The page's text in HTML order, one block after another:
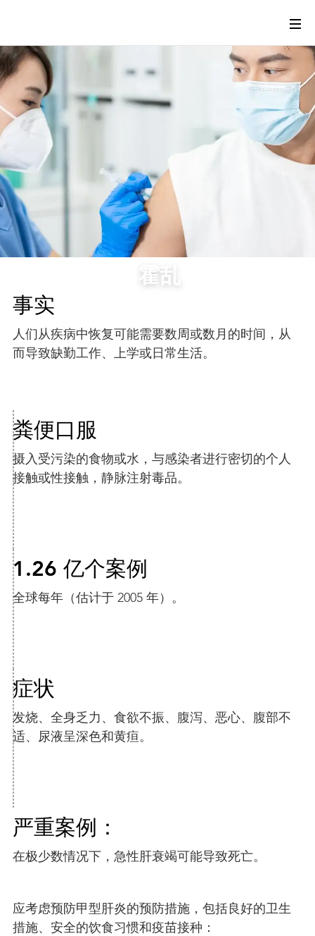
霍乱
事实
人们从疾病中恢复可能需要数周或数月的时间，从
而导致缺勤工作、上学或日常生活。
粪便口服
摄入受污染的食物或水，与感染者进行密切的个人
接触或性接触，静脉注射毒品。
1.26 亿个案例
全球每年（估计于 2005 年）。
症状
发烧、全身乏力、食欲不振、腹泻、恶心、腹部不
适、尿液呈深色和黄疸。
严重案例：
在极少数情况下，急性肝衰竭可能导致死亡。
应考虑预防甲型肝炎的预防措施，包括良好的卫生
措施、安全的饮食习惯和疫苗接种：